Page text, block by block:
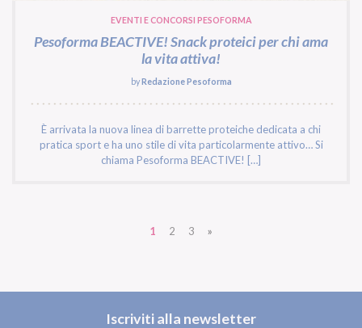
EVENTI E CONCORSI PESOFORMA
Pesoforma BEACTIVE! Snack proteici per chi ama
la vita attiva!
byRedazione Pesoforma
È arrivata la nuova linea di barrette proteiche dedicata a chi
pratica sport e ha uno stile di vita particolarmente attivo… Si
chiama Pesoforma BEACTIVE! […]
1 2 3 »
Iscriviti alla newsletter